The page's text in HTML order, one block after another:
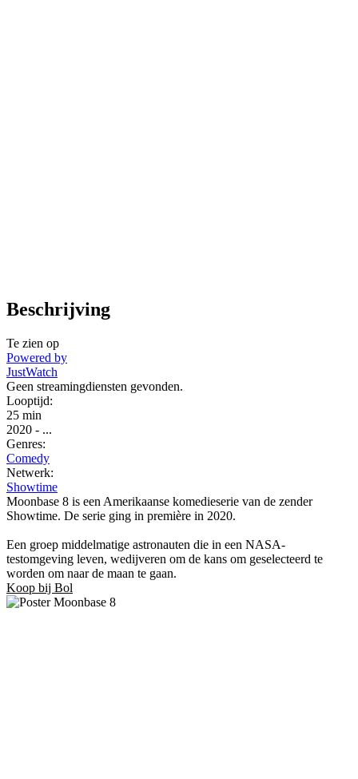
Beschrijving
Te zien op
Powered by
JustWatch
Geen streamingdiensten gevonden.
Looptijd:
25 min
2020 - ...
Genres:
Comedy
Netwerk:
Showtime
Moonbase 8 is een Amerikaanse komedieserie van de zender
Showtime. De serie ging in première in 2020.
Een groep middelmatige astronauten die in een NASA-
testomgeving leven, wedijveren om de kans om geselecteerd te
worden om naar de maan te gaan.
Koop bij Bol